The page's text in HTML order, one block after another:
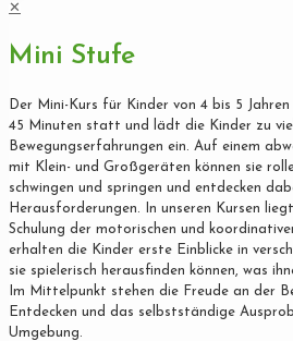
✕
Mini Stufe
Der Mini-Kurs für Kinder von 4 bis 5
45 Minuten statt und lädt die Kinder zu
Bewegungserfahrungen ein. Auf einem
mit Klein- und Großgeräten können sie
schwingen und springen und entdecken
Herausforderungen. In unseren Kursen
Schulung der motorischen und
erhalten die Kinder erste Einblicke in
sie spielerisch herausfinden können, was
Im Mittelpunkt stehen die Freude an der
Entdecken und das selbstständige
Umgebung.